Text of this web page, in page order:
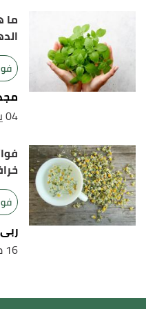
Page 1349-1352. Edited.
↑
"Thyme"
24/3/2021. Edited.
ما
04 يوليو 2021
16 مايو 2021